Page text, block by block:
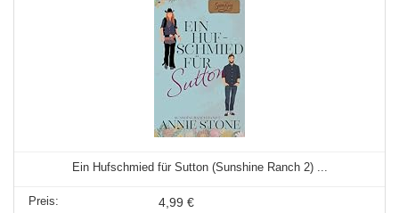
Ein Hufschmied für Sutton (Sunshine Ranch 2) ...
4,99 €